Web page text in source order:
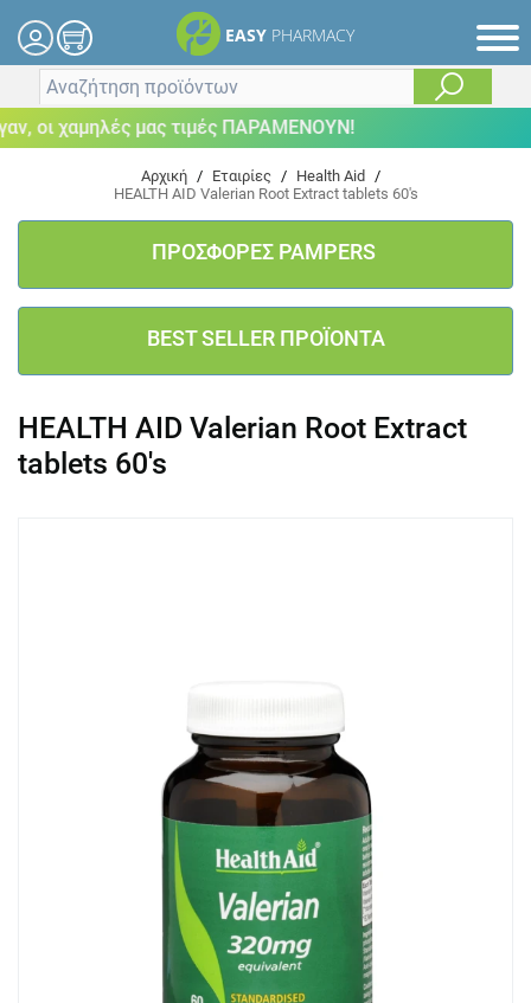
EASY PHARMACY
οι χαμηλές μας τιμές ΠΑΡΑΜΕΝΟΥΝ!
Αρχική / Εταιρίες / Health Aid /
HEALTH AID Valerian Root Extract tablets 60's
ΠΡΟΣΦΟΡΕΣ PAMPERS
BEST SELLER ΠΡΟΪΟΝΤΑ
HEALTH AID Valerian Root Extract
tablets 60's